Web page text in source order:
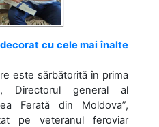
cu cele mai înalte
este sărbătorită în prima
Directorul general al
Ferată din Moldova”,
pe veteranul feroviar